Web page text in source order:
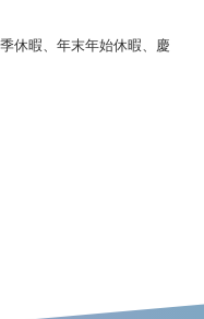
休暇、年末年始休暇、慶